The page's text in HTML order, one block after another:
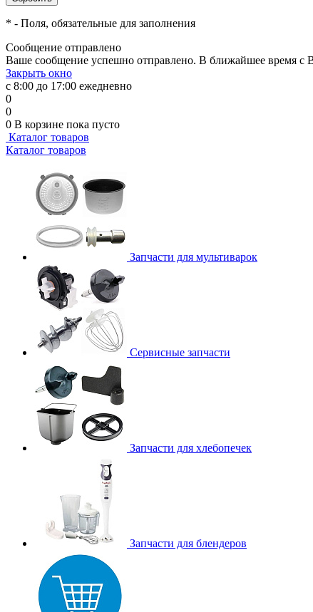
* - Поля, обязательные для заполнения
Сообщение отправлено
Ваше сообщение успешно отправлено. В ближайшее время с
Закрыть окно
с 8:00 до 17:00 ежедневно
0
0
0 В корзине пока пусто
Каталог товаров
Каталог товаров
Запчасти для мультиварок
Сервисные запчасти
Запчасти для хлебопечек
Запчасти для блендеров